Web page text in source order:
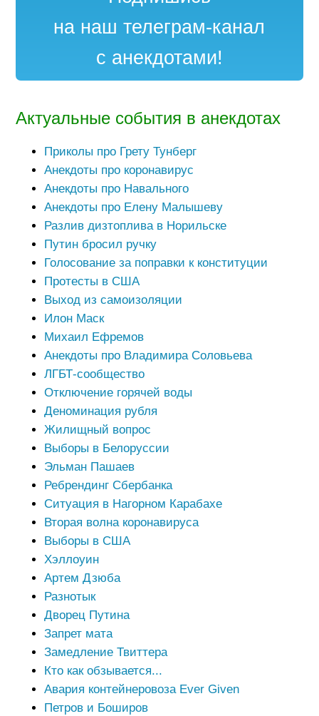
на наш телеграм-канал
с анекдотами!
Актуальные события в анекдотах
Приколы про Грету Тунберг
Анекдоты про коронавирус
Анекдоты про Навального
Анекдоты про Елену Малышеву
Разлив дизтоплива в Норильске
Путин бросил ручку
Голосование за поправки к конституции
Протесты в США
Выход из самоизоляции
Илон Маск
Михаил Ефремов
Анекдоты про Владимира Соловьева
ЛГБТ-сообщество
Отключение горячей воды
Деноминация рубля
Жилищный вопрос
Выборы в Белоруссии
Эльман Пашаев
Ребрендинг Сбербанка
Ситуация в Нагорном Карабахе
Вторая волна коронавируса
Выборы в США
Хэллоуин
Артем Дзюба
Разнотык
Дворец Путина
Запрет мата
Замедление Твиттера
Кто как обзывается...
Авария контейнеровоза Ever Given
Петров и Боширов